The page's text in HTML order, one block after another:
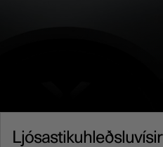
Ljósastikuhleðsluvísir